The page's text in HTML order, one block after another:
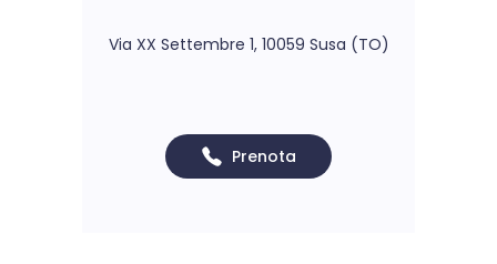
Via XX Settembre 1, 10059 Susa (TO)
Prenota